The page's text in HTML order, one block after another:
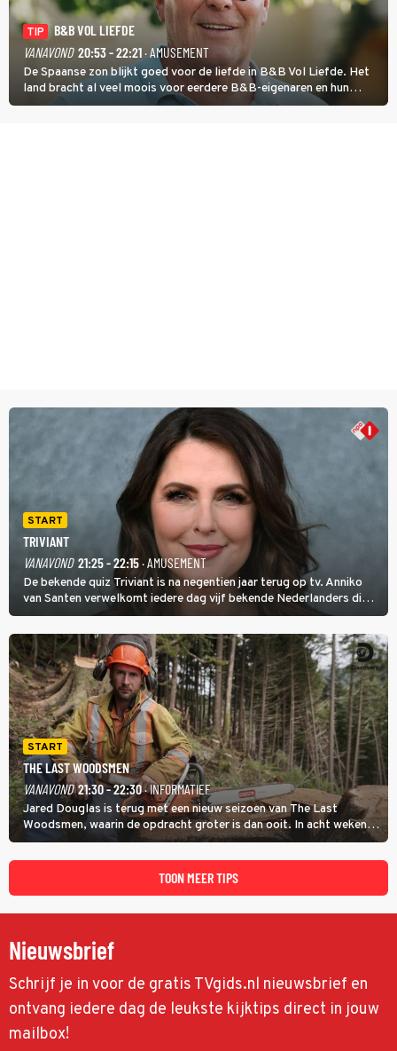
TIP
B&B VOL LIEFDE
VANAVOND 20:53 - 22:21· AMUSEMENT
De Spaanse zon blijkt goed voor de liefde in B&B Vol Liefde. Het
land bracht al veel moois voor eerdere B&B-eigenaren en hun
partners. Ook Paul runt zijn gastenverblijf in Spanje. De 62-jarige
START
TRIVIANT
VANAVOND 21:25 - 22:15· AMUSEMENT
De bekende quiz Triviant is na negentien jaar terug op tv. Anniko
van Santen verwelkomt iedere dag vijf bekende Nederlanders die
vragen beantwoorden in verschillende categorieën. De beste
speler gaat direct door naar de finaleweek.
START
THE LAST WOODSMEN
VANAVOND 21:30 - 22:30· INFORMATIEF
Jared Douglas is terug met een nieuw seizoen van The Last
Woodsmen, waarin de opdracht groter is dan ooit. In acht weken
tijd probeert hij een miljoen dollar bij elkaar te vergaren om de
toekomst van het houthakkersbedrijf te verzekeren.
TOON MEER TIPS
Nieuwsbrief
Schrijf je in voor de gratis TVgids.nl nieuwsbrief en
ontvang iedere dag de leukste kijktips direct in jouw
mailbox!